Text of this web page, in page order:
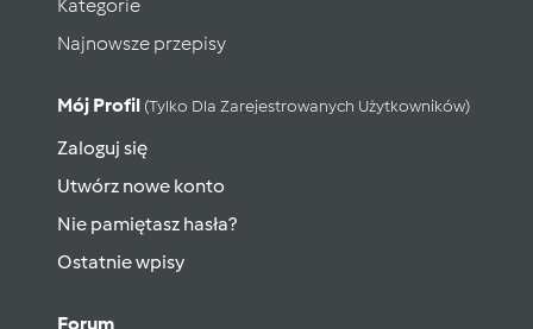
Kategorie
Najnowsze przepisy
Mój Profil (tylko Dla Zarejestrowanych Użytkowników)
Zaloguj się
Utwórz nowe konto
Nie pamiętasz hasła?
Ostatnie wpisy
Forum